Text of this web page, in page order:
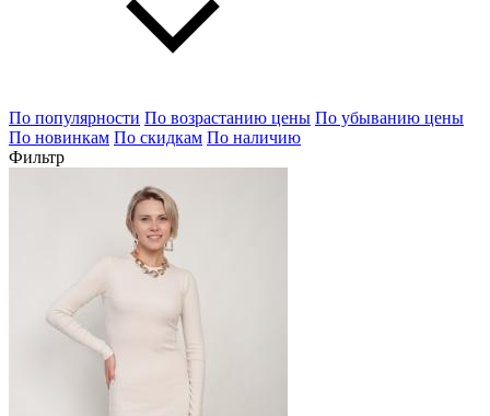
По популярности По возрастанию цены По убыванию цены
По новинкам По скидкам По наличию
Фильтр